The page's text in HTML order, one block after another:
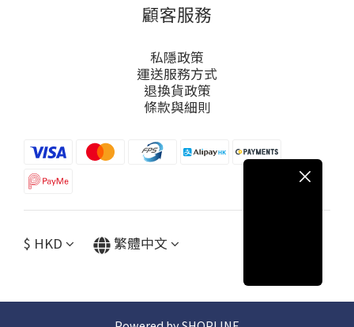
顧客服務
私隱政策
運送服務方式
退換貨政策
條款與細則
$ HKD 繁體中文